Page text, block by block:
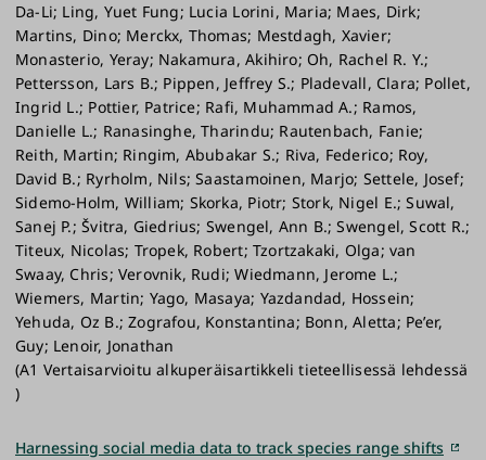
Da-Li; Ling, Yuet Fung; Lucia Lorini, Maria; Maes, Dirk;
Martins, Dino; Merckx, Thomas; Mestdagh, Xavier;
Monasterio, Yeray; Nakamura, Akihiro; Oh, Rachel R. Y.;
Pettersson, Lars B.; Pippen, Jeffrey S.; Pladevall, Clara; Pollet,
Ingrid L.; Pottier, Patrice; Rafi, Muhammad A.; Ramos,
Danielle L.; Ranasinghe, Tharindu; Rautenbach, Fanie;
Reith, Martin; Ringim, Abubakar S.; Riva, Federico; Roy,
David B.; Ryrholm, Nils; Saastamoinen, Marjo; Settele, Josef;
Sidemo-Holm, William; Skorka, Piotr; Stork, Nigel E.; Suwal,
Sanej P.; Švitra, Giedrius; Swengel, Ann B.; Swengel, Scott R.;
Titeux, Nicolas; Tropek, Robert; Tzortzakaki, Olga; van
Swaay, Chris; Verovnik, Rudi; Wiedmann, Jerome L.;
Wiemers, Martin; Yago, Masaya; Yazdandad, Hossein;
Yehuda, Oz B.; Zografou, Konstantina; Bonn, Aletta; Pe’er,
Guy; Lenoir, Jonathan
(A1 Vertaisarvioitu alkuperäisartikkeli tieteellisessä lehdessä
)
Harnessing social media data to track species range shifts